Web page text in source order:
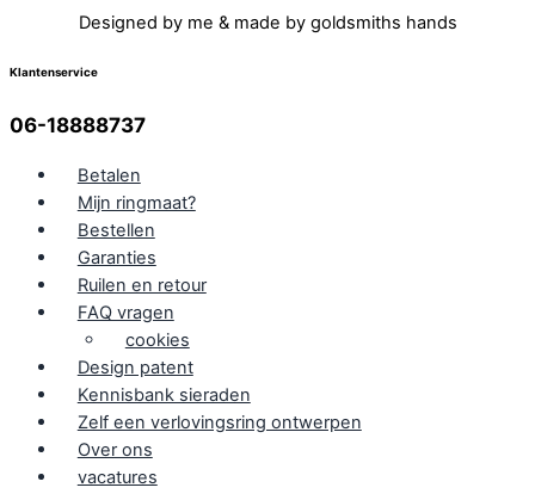
Designed by me & made by goldsmiths hands
Klantenservice
06-18888737
Betalen
Mijn ringmaat?
Bestellen
Garanties
Ruilen en retour
FAQ vragen
cookies
Design patent
Kennisbank sieraden
Zelf een verlovingsring ontwerpen
Over ons
vacatures